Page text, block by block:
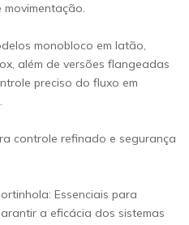
monobloco em latão,
além de versões flangeadas
preciso do fluxo em
controle refinado e segurança
Essenciais para
a eficácia dos sistemas